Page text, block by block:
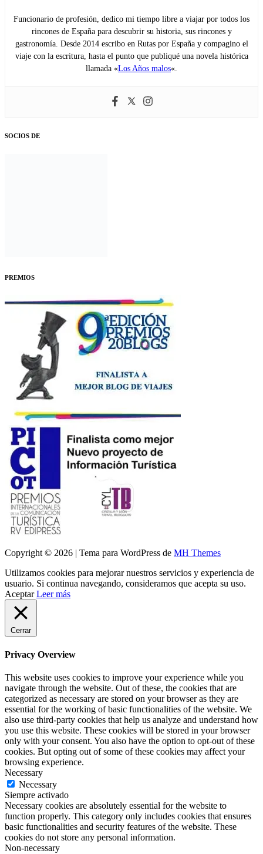
Funcionario de profesión, dedico mi tiempo libre a viajar por todos los
rincones de España para descubrir su historia, sus rincones y
gastronomía. Desde 2014 escribo en Rutas por España y compagino el
viaje con la escritura, hasta el punto que publiqué una novela histórica
llamada «Los Años malos«.
SOCIOS DE
PREMIOS
Copyright © 2026 | Tema para WordPress de MH Themes
Utilizamos cookies para mejorar nuestros servicios y experiencia de
usuario. Si continua navegando, consideramos que acepta su uso.
Aceptar Leer más
Cerrar
Privacy Overview
This website uses cookies to improve your experience while you
navigate through the website. Out of these, the cookies that are
categorized as necessary are stored on your browser as they are
essential for the working of basic functionalities of the website. We
also use third-party cookies that help us analyze and understand how
you use this website. These cookies will be stored in your browser
only with your consent. You also have the option to opt-out of these
cookies. But opting out of some of these cookies may affect your
browsing experience.
Necessary
Necessary
Siempre activado
Necessary cookies are absolutely essential for the website to
function properly. This category only includes cookies that ensures
basic functionalities and security features of the website. These
cookies do not store any personal information.
Non-necessary